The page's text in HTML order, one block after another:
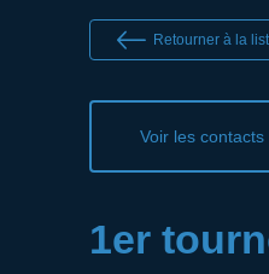
Retourner à la
Voir les contacts
1er